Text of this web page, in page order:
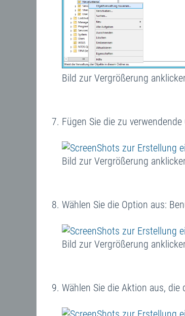
Bild zur Vergrößerung
Fügen Sie die zu
Bild zur Vergrößerung
Wählen Sie die Option aus:
Bild zur Vergrößerung
Wählen Sie die Aktion aus,